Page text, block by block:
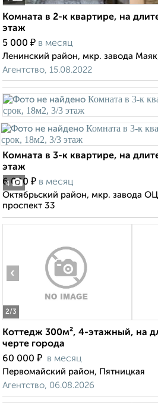
Комната в 2-к квартире, на
этаж
5 000 ₽ в месяц
Ленинский район, мкр. завода
Агентство, 15.08.2022
4
Комната в 3-к квартире, на
этаж
6 000 ₽ в месяц
Октябрьский район, мкр. завода
проспект 33
2/3
‹
Коттедж 300м², 4-этажный, на
черте города
60 000 ₽ в месяц
Первомайский район, Пятницкая
Агентство, 06.08.2026